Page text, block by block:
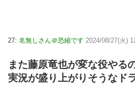
27: 名無しさん＠恐縮です 2024/08/27(火)
また藤原竜也が変な役やる
実況が盛り上がりそうなド